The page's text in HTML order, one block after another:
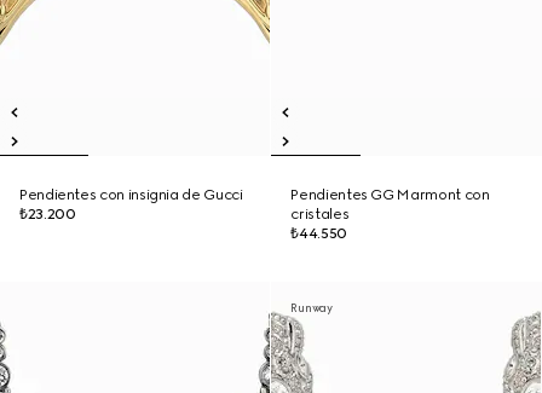
Pendientes con insignia de Gucci
₺23.200
Pendientes GG Marmont con
cristales
₺44.550
Runway